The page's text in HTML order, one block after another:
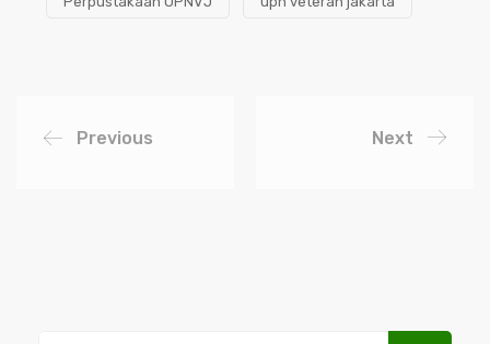
Previous Next